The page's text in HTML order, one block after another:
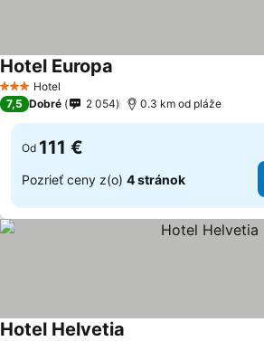
3 Počet hviezdičiek
Hotel
Hotel Europa
7,5 Dobré 2 054 0.3 km od pláže
Od 111 €
Pozrieť ceny z(o) 4 stránok
Hotel Helvetia